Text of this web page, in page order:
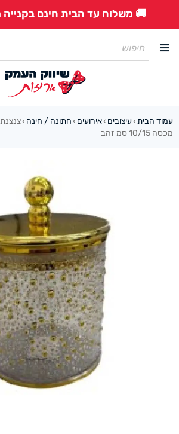
🚚 משלוח עד הבית חינם בקנייה מעל
עמוד הבית ›עיצובים ›אירועים › חתונה / חינה ›
מכסה 10/15 סמ זהב